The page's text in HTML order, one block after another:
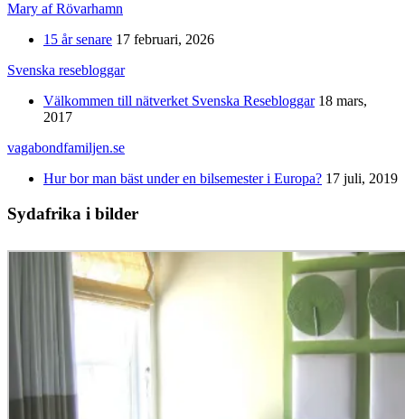
Mary af Rövarhamn
15 år senare 17 februari, 2026
Svenska resebloggar
Välkommen till nätverket Svenska Resebloggar 18 mars,
2017
vagabondfamiljen.se
Hur bor man bäst under en bilsemester i Europa? 17 juli, 2019
Sydafrika i bilder